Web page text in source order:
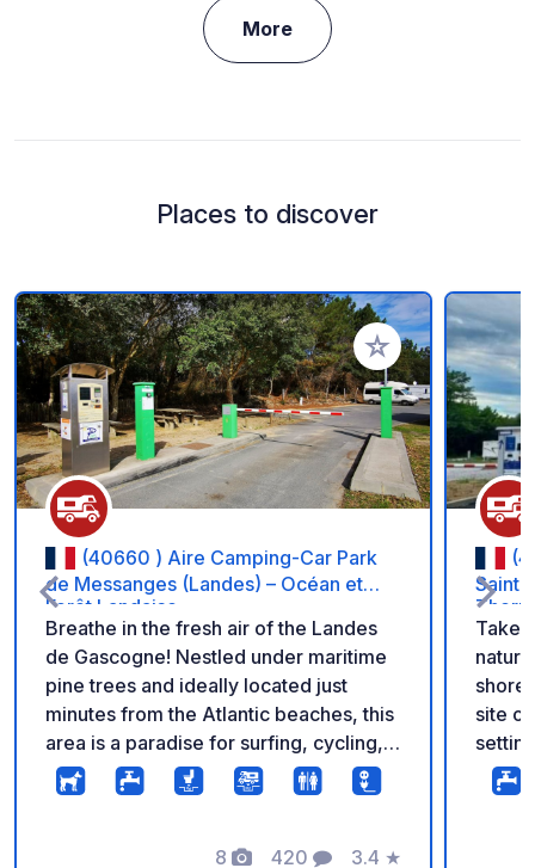
More
Places to discover
Add to your
(40660 ) Aire Camping-Car Park
de Messanges (Landes) – Océan et
Forêt Landaise
Breathe in the fresh air of the Landes
de Gascogne! Nestled under maritime
pine trees and ideally located just
minutes from the Atlantic beaches, this
area is a paradise for surfing, cycling,
and wild nature lovers. Direct access to
the Vélodyssée cycle route. Settle
6A electricity, free Wi-Fi, and a secure
8 420 3.4 ★
Saint-
Take
site
the